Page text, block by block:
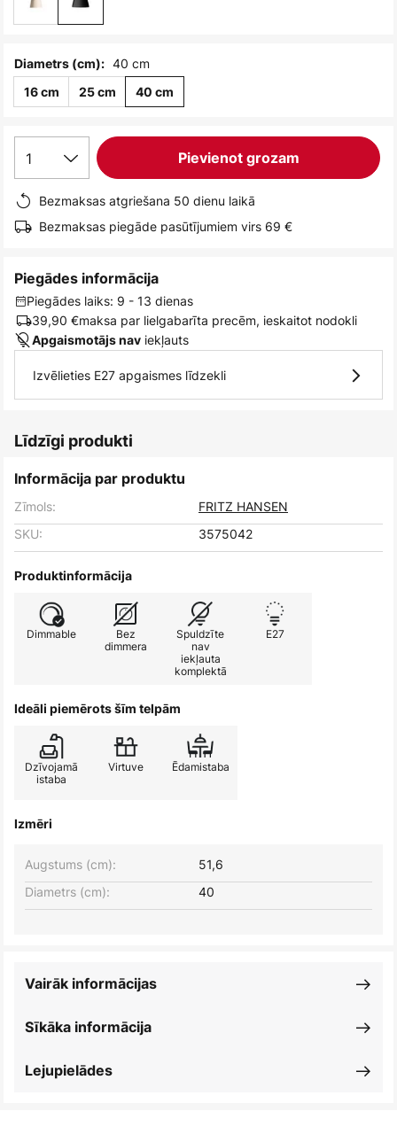
Diametrs (cm): 40 cm
16 cm 25 cm 40 cm
1 Pievienot grozam
Bezmaksas atgriešana 50 dienu laikā
Bezmaksas piegāde pasūtījumiem virs 69 €
Piegādes informācija
Piegādes laiks: 9 - 13 dienas
39,90 €maksa par lielgabarīta precēm, ieskaitot nodokli
Apgaismotājs nav iekļauts
Izvēlieties E27 apgaismes līdzekli
Līdzīgi produkti
Informācija par produktu
Zīmols:
FRITZ HANSEN
SKU:
3575042
Produktinformācija
Dimmable
Bez
dimmera
Spuldzīte
nav
iekļauta
komplektā
E27
Ideāli piemērots šīm telpām
Dzīvojamā
istaba
Virtuve Ēdamistaba
Izmēri
Augstums (cm):
51,6
Diametrs (cm):
40
Sīkāka informācija
Vairāk informācijas
Lejupielādes